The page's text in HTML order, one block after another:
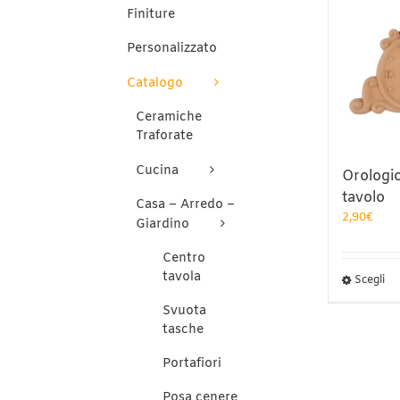
tavolo
2,90€
Scegli
Finiture
Personalizzato
Catalogo
Ceramiche
Traforate
Cucina
Casa – Arredo –
Giardino
Centro
tavola
Svuota
tasche
Portafiori